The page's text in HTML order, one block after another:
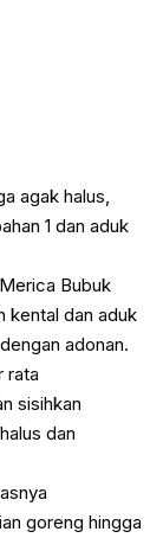
agak halus,
1 dan aduk
Bubuk
kental dan aduk
adonan.
rata
sisihkan
dan
goreng hingga